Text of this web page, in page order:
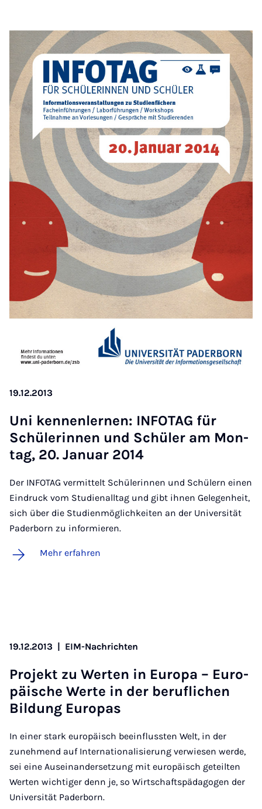
19.12.2013
Uni ken­nen­ler­nen: IN­FO­TAG für
Schü­le­rin­nen und Schü­ler am Mon­
tag, 20. Ja­nu­ar 2014
Der INFOTAG vermittelt Schülerinnen und Schülern einen
Eindruck vom Studienalltag und gibt ihnen Gelegenheit,
sich über die Studienmöglichkeiten an der Universität
Paderborn zu informieren.
Mehr erfahren
19.12.2013 | EIM-Nachrichten
Pro­jekt zu Wer­ten in Eu­r­o­pa – Eu­ro­
pä­i­sche Wer­te in der be­ruf­li­chen
Bil­dung Eu­r­o­pas
In einer stark europäisch beeinflussten Welt, in der
zunehmend auf Internationalisierung verwiesen werde,
sei eine Auseinandersetzung mit europäisch geteilten
Werten wichtiger denn je, so Wirtschaftspädagogen der
Universität Paderborn.